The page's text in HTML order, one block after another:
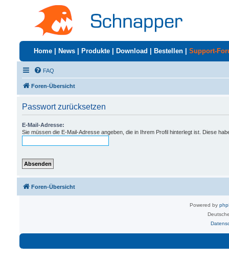
Home News Produkte Download Bestellen Support-
FAQ
Foren-Übersicht
Passwort zurücksetzen
E-Mail-Adresse:
Sie müssen die E-Mail-Adresse angeben, die in Ihrem Profil hinterlegt ist. Diese
Foren-Übersicht
Powered by